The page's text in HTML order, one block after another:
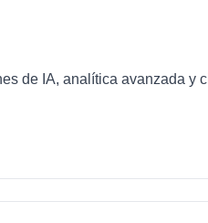
de IA, analítica avanzada y